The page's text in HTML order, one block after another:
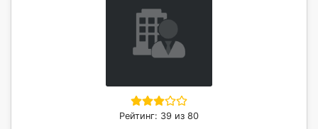
Рейтинг: 39 из 80